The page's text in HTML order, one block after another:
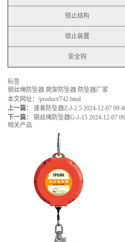
锁止结构
锁止装置
安全钩
标签
钢丝绳防坠器 爬架防坠器 防坠器厂家
本文网址： /product/742.html
上一篇：
速差防坠器Z-J-2.5 2024-12-07
下一篇：
钢丝绳防坠器G-J-15 2024-12-07
相关产品